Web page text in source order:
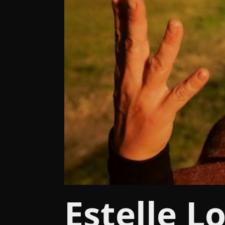
Estelle